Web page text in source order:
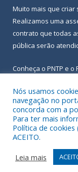
Muito mais que criar
Realizamos uma
contrato que todas
pública serão
Conheça o PNTP e o
Todos os direitos
Frequência Online
Acessar Área
Nós usamos
navegação no
concorda com a
Para ter mais
Política de cookies
ACEITO.
Leia mais